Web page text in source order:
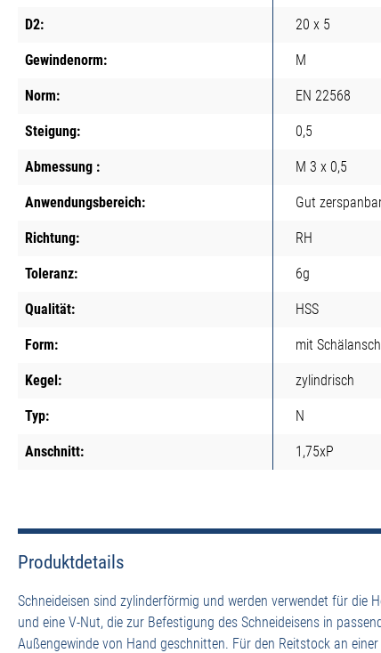
D2: 20 x 5
Gewindenorm: M
Norm: EN 22568
Steigung: 0,5
Abmessung : M 3 x 0,5
Anwendungsbereich: Gut
Richtung: RH
Toleranz: 6g
Qualität: HSS
Form: mit
Kegel: zylindrisch
Typ: N
Anschnitt: 1,75xP
Produktdetails
Schneideisen sind zylinderförmig und werden verwendet für die
und eine V-Nut, die zur Befestigung des Schneideisens in
Außengewinde von Hand geschnitten. Für den Reitstock an